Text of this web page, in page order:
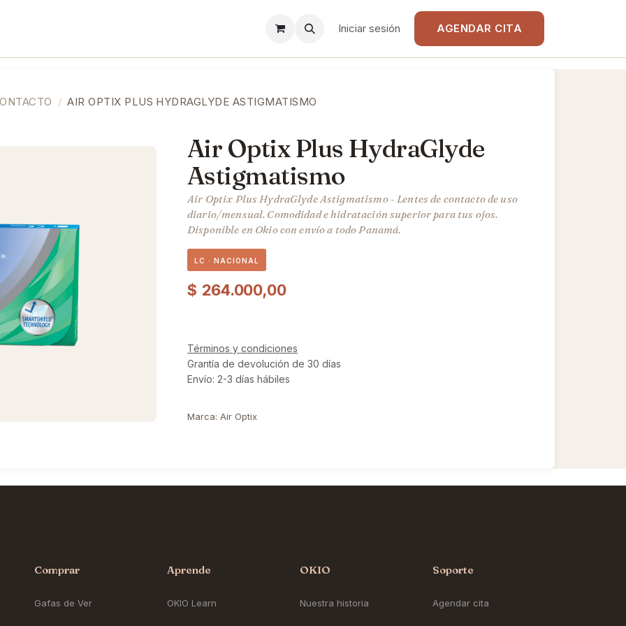
Iniciar sesión AGENDAR CITA
AIR OPTIX PLUS HYDRAGLYDE ASTIGMATISMO
Air Optix Plus HydraGlyde
Astigmatismo
Air Optix Plus HydraGlyde Astigmatismo - Lentes de contacto de uso
diario/mensual. Comodidad e hidratación superior para tus ojos.
Disponible en Okio con envío a todo Panamá.
LC · NACIONAL
$ 264.000,00
Términos y condiciones
Grantía de devolución de 30 días
Envío: 2-3 días hábiles
Marca: Air Optix
Comprar
Gafas de Ver
Aprende
OKIO Learn
OKIO
Nuestra historia
Soporte
Agendar cita